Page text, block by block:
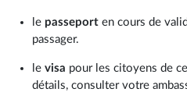
le passeporten cours de
passager.
levisa pour les citoyens de
détails, consulter votre